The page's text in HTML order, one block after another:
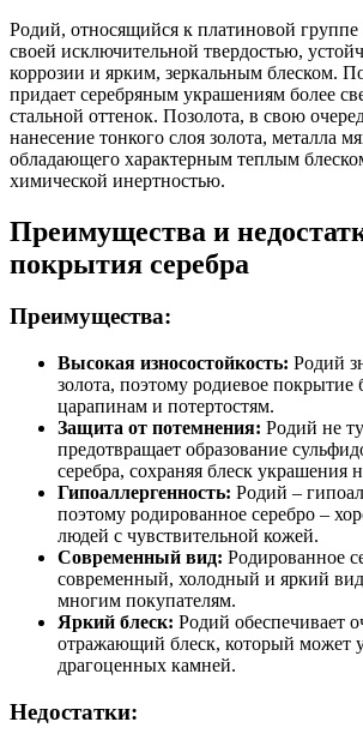
Родий, относящийся к платиновой группе
своей исключительной твердостью,
коррозии и ярким, зеркальным блеском.
придает серебряным украшениям более
стальной оттенок. Позолота, в свою
нанесение тонкого слоя золота, металла
обладающего характерным теплым
химической инертностью.
Преимущества и
покрытия серебра
Преимущества:
Высокая износостойкость: Родий
золота, поэтому родиевое покрытие
царапинам и потертостям.
Защита от потемнения: Родий не
предотвращает образование
серебра, сохраняя блеск украшения
Гипоаллергенность: Родий –
поэтому родированное серебро –
людей с чувствительной кожей.
Современный вид: Родированное
современный, холодный и яркий
многим покупателям.
Яркий блеск: Родий обеспечивает
отражающий блеск, который может
драгоценных камней.
Недостатки: